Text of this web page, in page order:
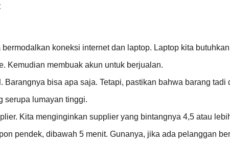
koneksi internet dan laptop. Laptop kita
Kemudian membuak akun untuk berjualan.
Barangnya bisa apa saja. Tetapi, pastikan bahwa barang tadi
serupa lumayan tinggi.
Kita menginginkan supplier yang bintangnya 4,5 atau
pendek, dibawah 5 menit. Gunanya, jika ada pelanggan